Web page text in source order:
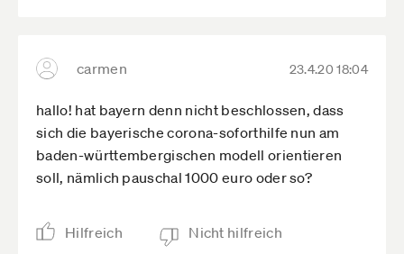
carmen 23.4.20 18:04
hallo! hat bayern denn nicht beschlossen, dass
sich die bayerische corona-soforthilfe nun am
baden-württembergischen modell orientieren
soll, nämlich pauschal 1000 euro oder so?
Hilfreich Nicht hilfreich